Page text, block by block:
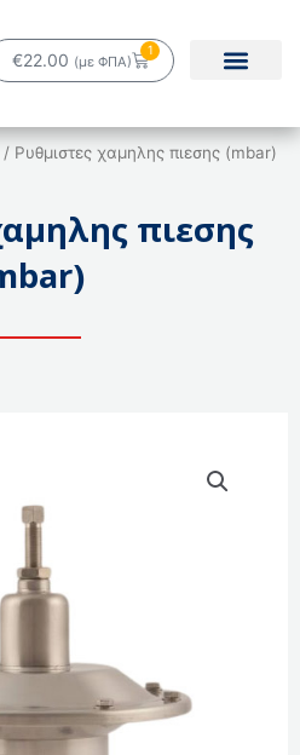
€22.00 (με ΦΠΑ)
1
Cart
Ρυθμιστες χαμηλης πιεσης (mbar)
πιεσης